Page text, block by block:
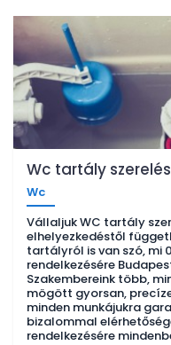
Wc tartály szerelés
Wc
Vállaljuk WC tartály
elhelyezkedéstől
tartályról is van szó, mi
rendelkezésére
Szakembereink több,
mögött gyorsan,
minden munkájukra
bizalommal
rendelkezésére